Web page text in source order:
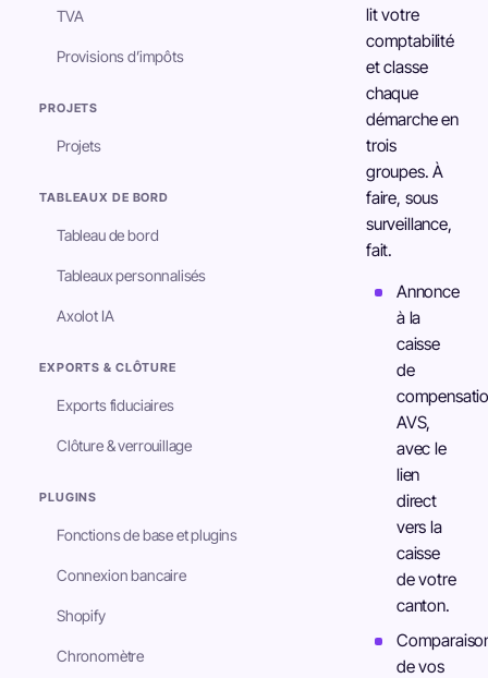
TVA
Provisions d’impôts
PROJETS
Projets
TABLEAUX DE BORD
Tableau de bord
Tableaux personnalisés
Axolot IA
EXPORTS & CLÔTURE
Exports fiduciaires
Clôture & verrouillage
PLUGINS
Fonctions de base et plugins
Connexion bancaire
Shopify
Chronomètre
lit votre
comptabilité
et classe
chaque
démarche en
trois
groupes. À
faire, sous
surveillance,
fait.
Annonce
à la
caisse
de
AVS,
avec le
lien
direct
vers la
caisse
de votre
canton.
de vos